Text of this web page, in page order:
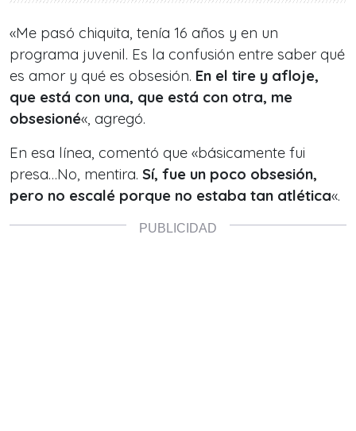
«Me pasó chiquita, tenía 16 años y en un
programa juvenil. Es la confusión entre saber qué
es amor y qué es obsesión. En el tire y afloje,
que está con una, que está con otra, me
obsesioné«, agregó.
En esa línea, comentó que «básicamente fui
presa…No, mentira. Sí, fue un poco obsesión,
pero no escalé porque no estaba tan atlética«.